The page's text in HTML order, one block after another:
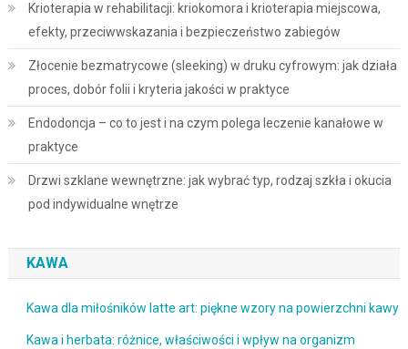
Krioterapia w rehabilitacji: kriokomora i krioterapia miejscowa,
efekty, przeciwwskazania i bezpieczeństwo zabiegów
Złocenie bezmatrycowe (sleeking) w druku cyfrowym: jak działa
proces, dobór folii i kryteria jakości w praktyce
Endodoncja – co to jest i na czym polega leczenie kanałowe w
praktyce
Drzwi szklane wewnętrzne: jak wybrać typ, rodzaj szkła i okucia
pod indywidualne wnętrze
KAWA
Kawa dla miłośników latte art: piękne wzory na powierzchni kawy
Kawa i herbata: różnice, właściwości i wpływ na organizm